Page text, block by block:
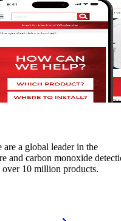
a global leader in the
and carbon monoxide
10 million products.